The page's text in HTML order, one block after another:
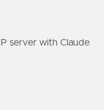
server with Claude